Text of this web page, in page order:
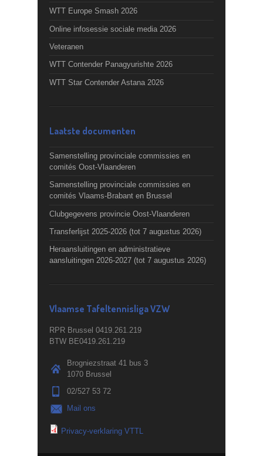
WTT Europe Smash 2026
Online infosessie sociale media 2026
Veteranen
WTT Contender Panagyurishte 2026
WTT Star Contender Astana 2026
Laatste documenten
Samenstelling provinciale commissies en
comités Oost-Vlaanderen
Samenstelling provinciale commissies en
comités Vlaams-Brabant en Brussel
Clubgegevens provincie Oost-Vlaanderen
Transferlijst 2025-2026 (tot 7 augustus 2026)
Heraansluitingen en administratieve
aansluitingen 2026-2027 (tot 7 augustus 2026)
Vlaamse Tafeltennisliga VZW
RPR Brussel 0419.261.219
BTW BE0419.261.219
Brogniezstraat 41 bus 3
1070 Brussel
02/527 53 72
Mail ons
Privacy-verklaring VTTL